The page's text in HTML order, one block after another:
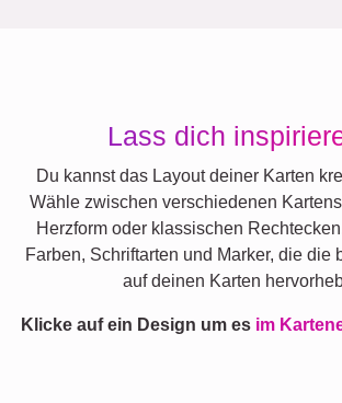
Lass dich
Du kannst das Layout deiner Karten
Wähle zwischen verschiedenen
Herzform oder klassischen
Farben, Schriftarten und Marker, die die
auf deinen Karten
Klicke auf ein Design um es im